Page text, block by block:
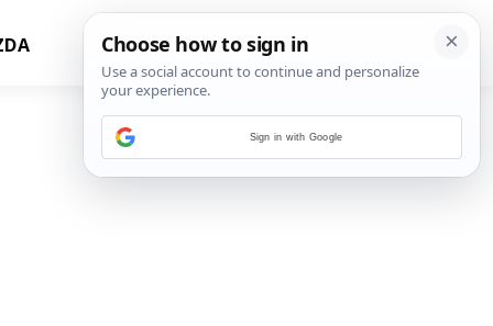
Sign in with Google